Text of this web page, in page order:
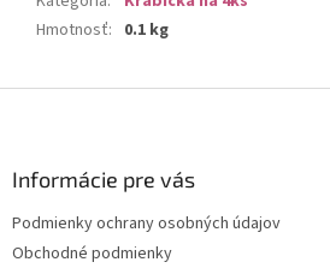
Hmotnosť: 0.1 kg
Informácie pre vás
Podmienky ochrany osobných údajov
Obchodné podmienky